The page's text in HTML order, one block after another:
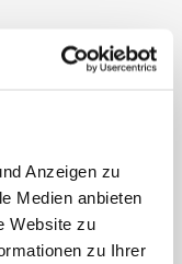
Anzeigen zu
Medien anbieten
Website zu
zu Ihrer
Entwicklungen der
anfordern